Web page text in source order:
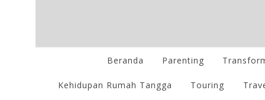
Beranda Parenting
Kehidupan Rumah Tangga Touring